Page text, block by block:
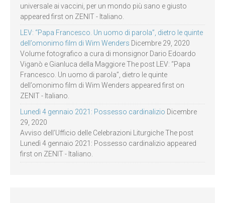
universale ai vaccini, per un mondo più sano e giusto
appeared first on ZENIT - Italiano.
LEV: “Papa Francesco. Un uomo di parola”, dietro le quinte
dell’omonimo film di Wim Wenders Dicembre 29, 2020
Volume fotografico a cura di monsignor Dario Edoardo
Viganò e Gianluca della Maggiore The post LEV: “Papa
Francesco. Un uomo di parola”, dietro le quinte
dell’omonimo film di Wim Wenders appeared first on
ZENIT - Italiano.
Lunedì 4 gennaio 2021: Possesso cardinalizio Dicembre
29, 2020
Avviso dell’Ufficio delle Celebrazioni Liturgiche The post
Lunedì 4 gennaio 2021: Possesso cardinalizio appeared
first on ZENIT - Italiano.